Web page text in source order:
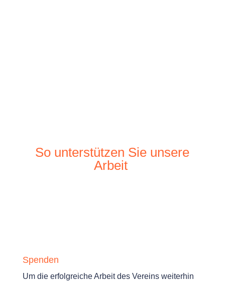
So unterstützen Sie unsere
Arbeit
Spenden
Um die erfolgreiche Arbeit des Vereins weiterhin